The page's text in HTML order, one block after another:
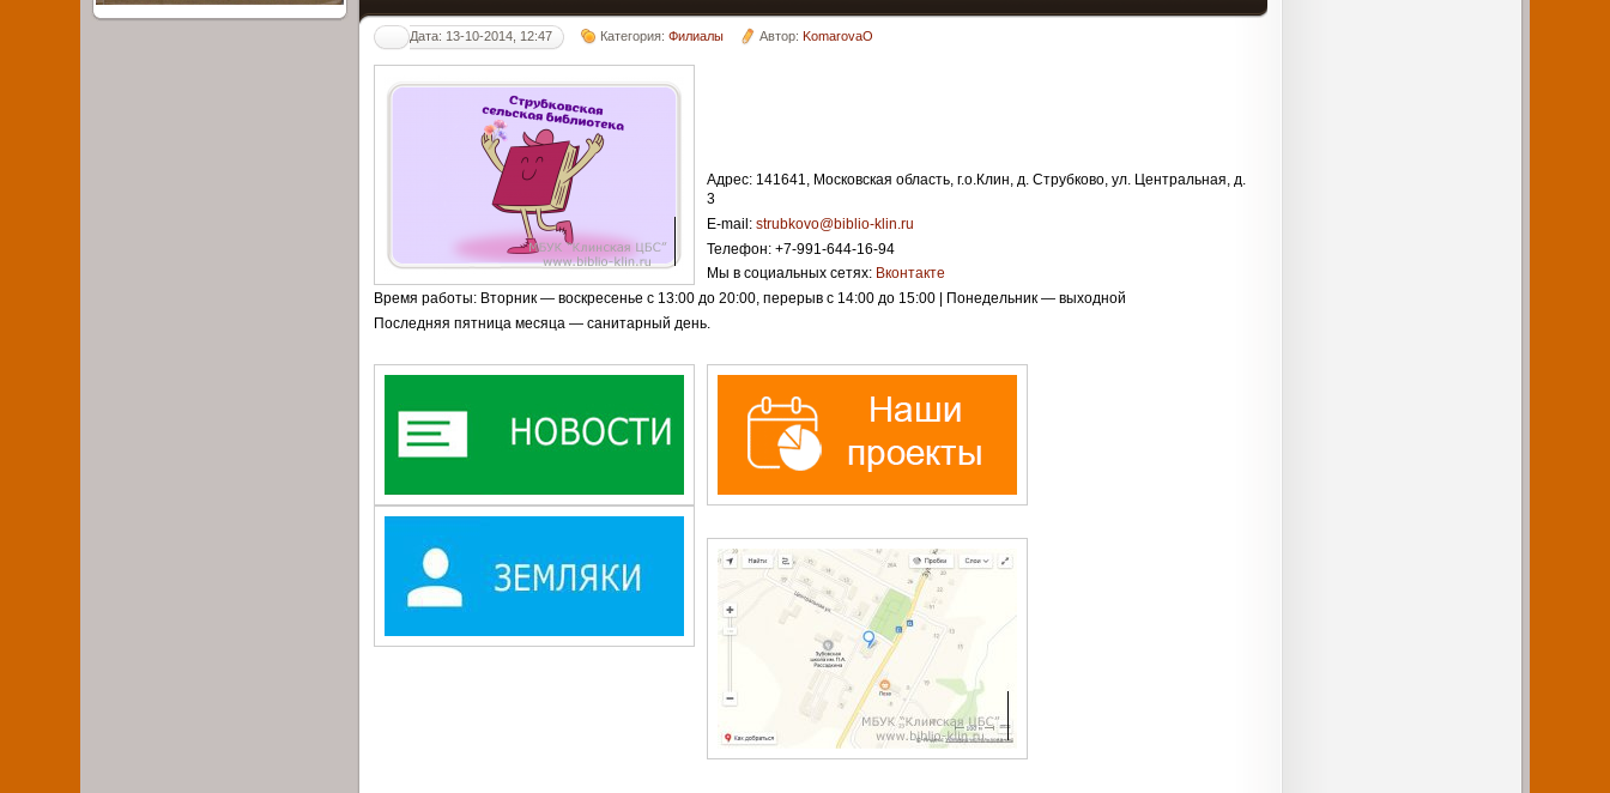
Дата: 13-10-2014, 12:47 Категория:Филиалы Автор:KomarovaO
Адрес: 141641, Московская область, г.о.Клин, д. Струбково, ул. Центральная, д.
3
E-mail:strubkovo@biblio-klin.ru
Телефон: +7-991-644-16-94
Мы в социальных сетях: Вконтакте
Время работы: Вторник — воскресенье с 13:00 до 20:00, перерыв с 14:00 до 15:00 | Понедельник — выходной
Последняя пятница месяца — санитарный день.